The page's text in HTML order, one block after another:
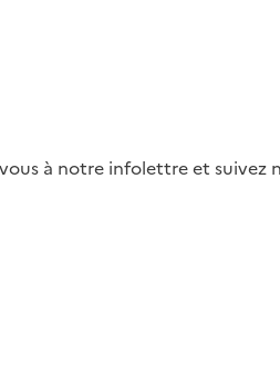
à notre infolettre et suivez